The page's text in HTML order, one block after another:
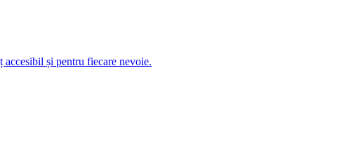
și pentru fiecare nevoie.